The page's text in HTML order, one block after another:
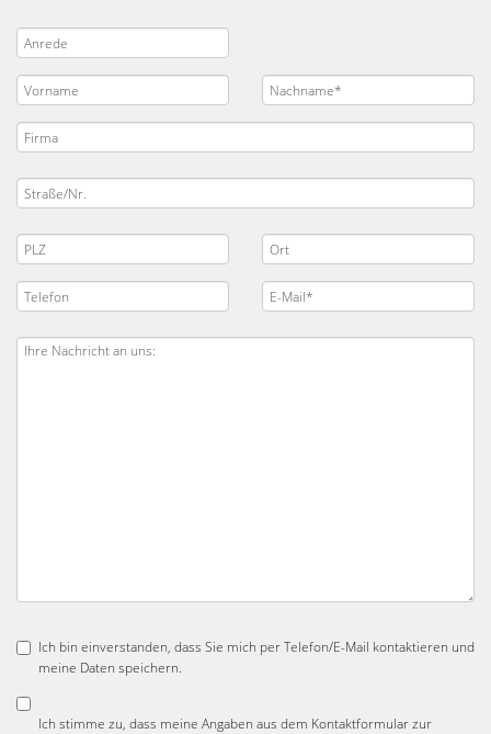
Ich bin einverstanden, dass Sie mich per Telefon/E-Mail kontaktieren und
meine Daten speichern.
Ich stimme zu, dass meine Angaben aus dem Kontaktformular zur